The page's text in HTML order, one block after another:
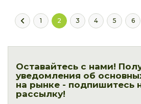
1 2 3 4 5 6
Оставайтесь с нами!
уведомления об
на рынке - подпишитесь
рассылку!